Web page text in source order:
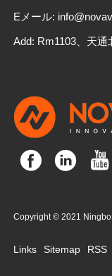
Eメール:
Add: Rm1103、天通
Copyright © 2021 Ningbo
Links Sitemap RSS